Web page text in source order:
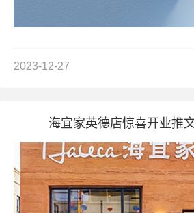
2023-12-27
海宜家英德店惊喜开业推